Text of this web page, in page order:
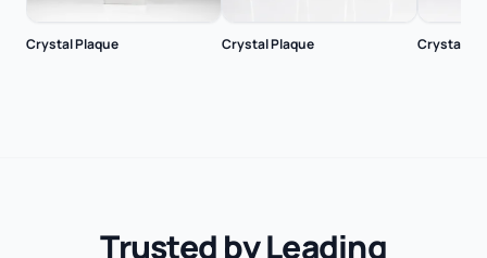
Crystal Plaque Crystal Plaque Crystal
Trusted by Leading